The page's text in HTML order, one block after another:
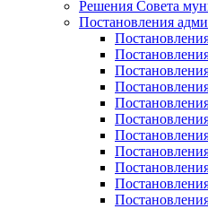
Решения Совета
Постановления